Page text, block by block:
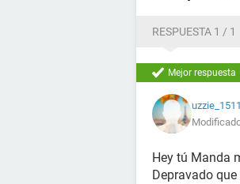
RESPUESTA 1 / 1
Mejor respuesta
uzzie_1511
Hey tú Manda
Depravado